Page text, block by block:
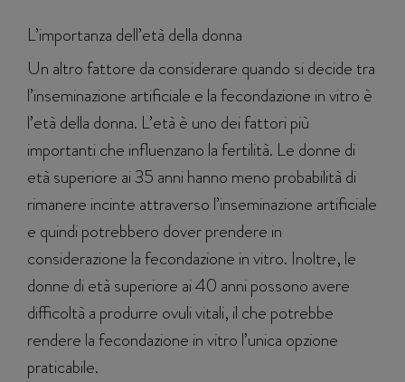
L’importanza dell’età della donna
Un altro fattore da considerare quando si decide tra
l’inseminazione artificiale e la fecondazione in vitro è
l’età della donna. L’età è uno dei fattori più
importanti che influenzano la fertilità. Le donne di
età superiore ai 35 anni hanno meno probabilità di
rimanere incinte attraverso l’inseminazione artificiale
e quindi potrebbero dover prendere in
considerazione la fecondazione in vitro. Inoltre, le
donne di età superiore ai 40 anni possono avere
difficoltà a produrre ovuli vitali, il che potrebbe
rendere la fecondazione in vitro l’unica opzione
praticabile.